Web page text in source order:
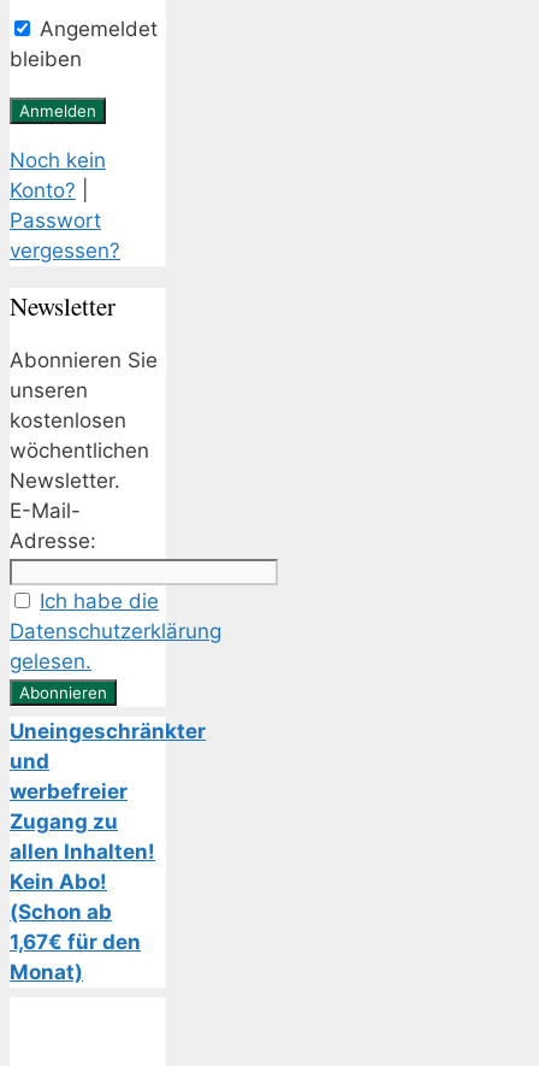
Angemeldet
bleiben
Noch kein
Konto?
Passwort
vergessen?
Newsletter
Abonnieren Sie
unseren
kostenlosen
wöchentlichen
Newsletter.
E-Mail-
Adresse:
Ich habe die
Datenschutzerklärung
gelesen.
Uneingeschränkter
und
werbefreier
Zugang zu
allen Inhalten!
Kein Abo!
(Schon ab
1,67€ für den
Monat)